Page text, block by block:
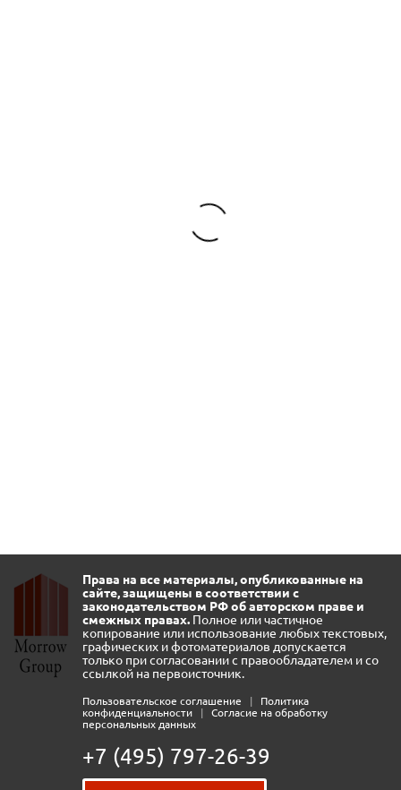
Права на все материалы, опубликованные на
сайте, защищены в соответствии с
законодательством РФ об авторском праве и
смежных правах. Полное или частичное
копирование или использование любых текстовых,
графических и фотоматериалов допускается
только при согласовании с правообладателем и со
ссылкой на первоисточник.
Пользовательское соглашение |
Политика
конфиденциальности
|
Согласие на обработку
персональных данных
+7 (495) 797-26-39